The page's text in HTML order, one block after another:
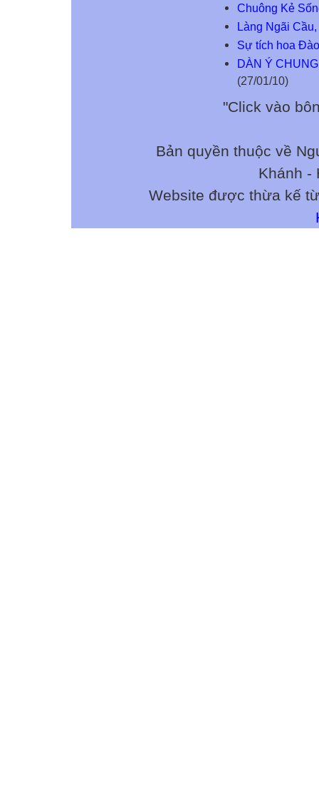
Chuông Kẻ
Làng Ngãi
Sự tích hoa
DÀN Ý
(27/01/10)
"Click vào
Bản quyền thuộc về
Khánh -
Website được thừa kế